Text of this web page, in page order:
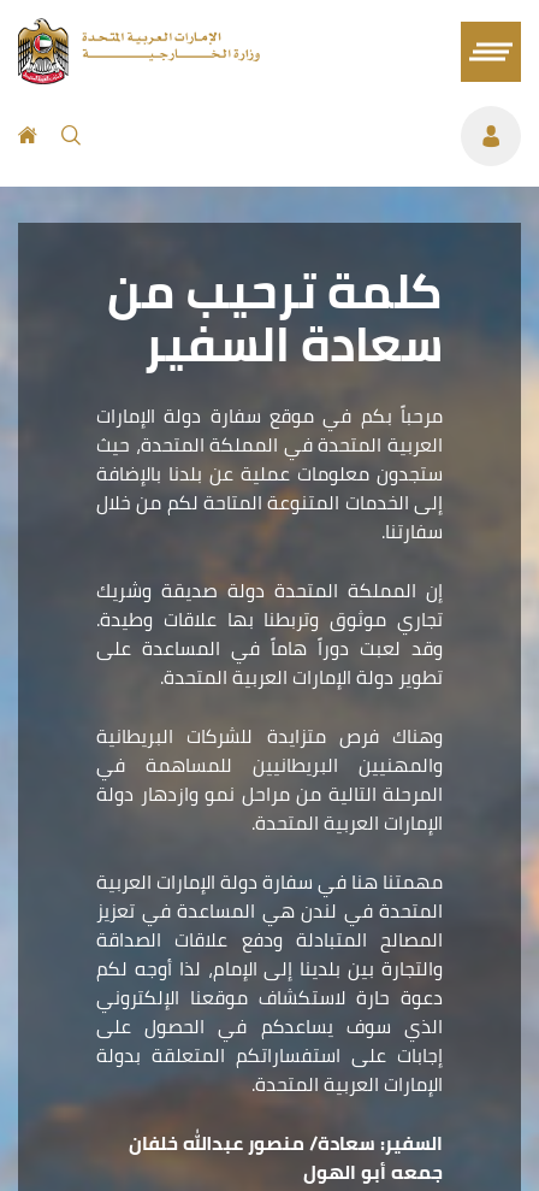
كلمة ترحيب من
سعادة السفير
مرحباً بكم في موقع سفارة دولة الإمارات
العربية المتحدة في المملكة المتحدة، حيث
ستجدون معلومات عملية عن بلدنا بالإضافة
إلى الخدمات المتنوعة المتاحة لكم من خلال
سفارتنا.
إن المملكة المتحدة دولة صديقة وشريك
تجاري موثوق وتربطنا بها علاقات وطيدة.
وقد لعبت دوراً هاماً في المساعدة على
تطوير دولة الإمارات العربية المتحدة.
وهناك فرص متزايدة للشركات البريطانية
والمهنيين البريطانيين للمساهمة في
المرحلة التالية من مراحل نمو وازدهار دولة
الإمارات العربية المتحدة.
مهمتنا هنا في سفارة دولة الإمارات العربية
المتحدة في لندن هي المساعدة في تعزيز
المصالح المتبادلة ودفع علاقات الصداقة
والتجارة بين بلدينا إلى الإمام، لذا أوجه لكم
دعوة حارة لاستكشاف موقعنا الإلكتروني
الذي سوف يساعدكم في الحصول على
إجابات على استفساراتكم المتعلقة بدولة
الإمارات العربية المتحدة.
السفير: سعادة/ منصور عبدالله خلفان
جمعه أبو الهول